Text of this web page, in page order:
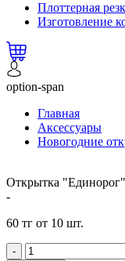
Плоттерная
Изготовление
option-span
Главная
Аксессуары
Новогодние
Открытка
-
60 тг от 10 шт.
-